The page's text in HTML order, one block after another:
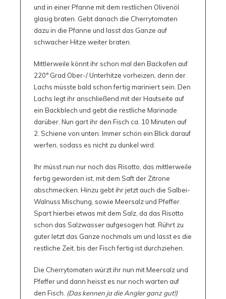
und in einer Pfanne mit dem restlichen Olivenöl
glasig braten. Gebt danach die Cherrytomaten
dazu in die Pfanne und lasst das Ganze auf
schwacher Hitze weiter braten.
Mittlerweile könnt ihr schon mal den Backofen auf
220° Grad Ober-/ Unterhitze vorheizen, denn der
Lachs müsste bald schon fertig mariniert sein. Den
Lachs legt ihr anschließend mit der Hautseite auf
ein Backblech und gebt die restliche Marinade
darüber. Nun gart ihr den Fisch ca. 10 Minuten auf
2. Schiene von unten. Immer schön ein Blick darauf
werfen, sodass es nicht zu dunkel wird.
Ihr müsst nun nur noch das Risotto, das mittlerweile
fertig geworden ist, mit dem Saft der Zitrone
abschmecken. Hinzu gebt ihr jetzt auch die Salbei-
Walnuss Mischung, sowie Meersalz und Pfeffer.
Spart hierbei etwas mit dem Salz, da das Risotto
schon das Salzwasser aufgesogen hat. Rührt zu
guter letzt das Ganze nochmals um und lasst es die
restliche Zeit, bis der Fisch fertig ist durchziehen.
Die Cherrytomaten würzt ihr nun mit Meersalz und
Pfeffer und dann heisst es nur noch warten auf
den Fisch. (Das kennen ja die Angler ganz gut!)